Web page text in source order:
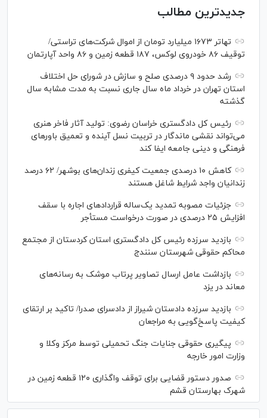
جدیدترین مطالب
تهاتر ۱۶۷۳ میلیارد تومان از اموال شرکت‌های تراستی/
توقیف ۸۶ خودروی لوکس، ۱۸۷ قطعه زمین و ۸۶ واحد آپارتمان
رشد حدود ۹ درصدی صلح و سازش در شورای حل اختلاف
استان تهران در خرداد ماه سال جاری نسبت به مدت مشابه سال
گذشته
رئیس کل دادگستری خراسان رضوی: تولید آثار فاخر هنری
می‌تواند نقشی ماندگار در تربیت نسل آینده و تعمیق باور‌های
فرهنگی و دینی جامعه ایفا کند
کاهش ۱۰ درصدی جمعیت کیفری زندان‌های بوشهر/ ۶۲ درصد
زندانیان واجد شرایط شاغل هستند
جزئیات مصوبه تمدید یک‌ساله قرارداد‌های اجاره با سقف
افزایش ۲۵ درصدی در صورت درخواست مستأجر
بازدید سرزده رئیس کل دادگستری استان کردستان از مجتمع
محاکم حقوقی شهرستان سنندج
بازداشت عامل ارسال تصاویر پرتاب موشک به رسانه‌های
معاند در یزد
بازدید سرزده دادستان شیراز از دادسرای صدرا/ تاکید بر ارتقای
کیفیت پاسخ‌گویی به مراجعان
پیگیری حقوقی جنایات جنگ تحمیلی توسط مرکز وکلا و
وزارت امور خارجه
صدور دستور قضایی برای توقف واگذاری ۱۲۰ قطعه زمین در
شهرک بهارستان قشم